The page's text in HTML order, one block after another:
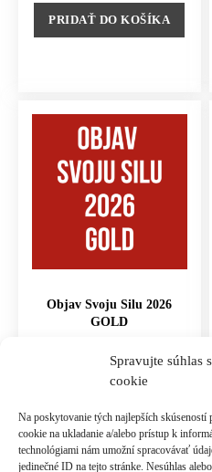
Spravujte súhlas
cookie
Na poskytovanie tých najlepších skúseností
cookie na ukladanie a/alebo prístup k
technológiami nám umožní spracovávať
jedinečné ID na tejto stránke. Nesúhlas
PRIDAŤ DO KOŠÍKA
Objav Svoju Silu 2026
GOLD
497.00